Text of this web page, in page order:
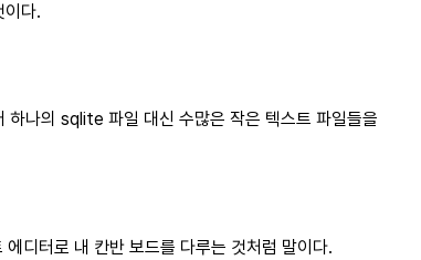
이다.
하나의 sqlite 파일 대신 수많은 작은 텍스트 파일들을
디터로 내 칸반 보드를 다루는 것처럼 말이다.